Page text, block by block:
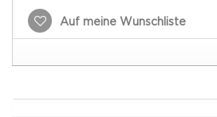
Auf meine Wunschliste